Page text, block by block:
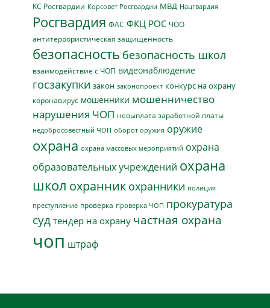
КС Росгвардии Корсовет Росгвардии МВД Нацгвардия
Росгвардия ФАС ФКЦ РОС ЧОО
антитеррористическая защищенность
безопасность безопасность школ
взаимодействие с ЧОП видеонаблюдение
госзакупки закон законопроект конкурс на охрану
коронавирус мошенники мошенничество
нарушения ЧОП невыплата заработной платы
недобросовестный ЧОП оборот оружия оружие
охрана охрана массовых мероприятий охрана
образовательных учреждений охрана
школ охранник охранники полиция
преступление проверка проверка ЧОП прокуратура
суд тендер на охрану частная охрана
чоп штраф